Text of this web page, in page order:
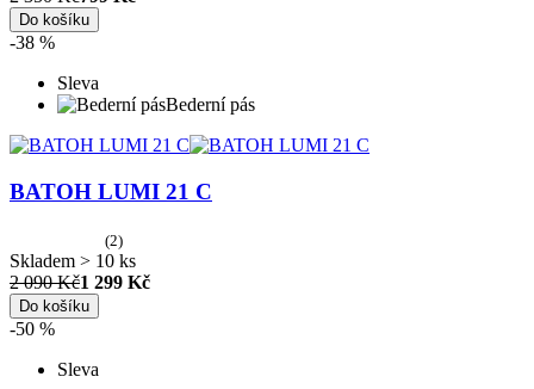
Do košíku
-38 %
Sleva
Bederní pás
BATOH LUMI 21 C
(2)
Skladem > 10 ks
2 090 Kč1 299 Kč
Do košíku
-50 %
Sleva